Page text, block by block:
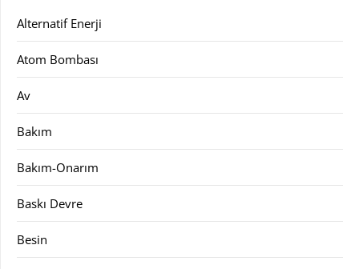
Alternatif Enerji
Atom Bombası
Av
Bakım
Bakım-Onarım
Baskı Devre
Besin